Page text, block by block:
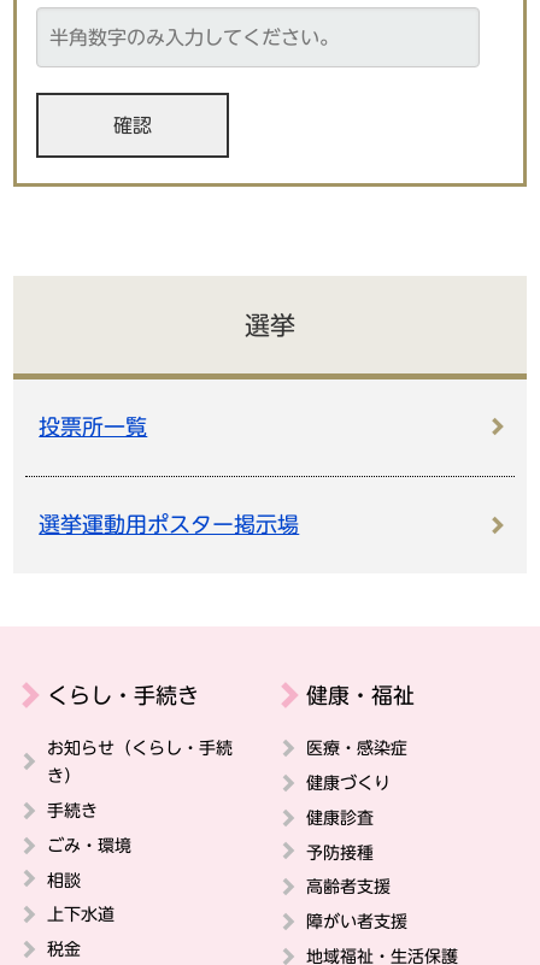
選挙
投票所一覧
選挙運動用ポスター掲示場
くらし・手続き
お知らせ（くらし・手続
き）
手続き
ごみ・環境
相談
上下水道
税金
健康・福祉
医療・感染症
健康づくり
健康診査
予防接種
高齢者支援
障がい者支援
地域福祉・生活保護